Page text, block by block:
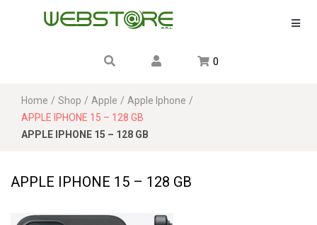
0
APPLE IPHONE 15 – 128 GB
Home / Shop / Apple / Apple Iphone /
APPLE IPHONE 15 – 128 GB
APPLE IPHONE 15 – 128 GB